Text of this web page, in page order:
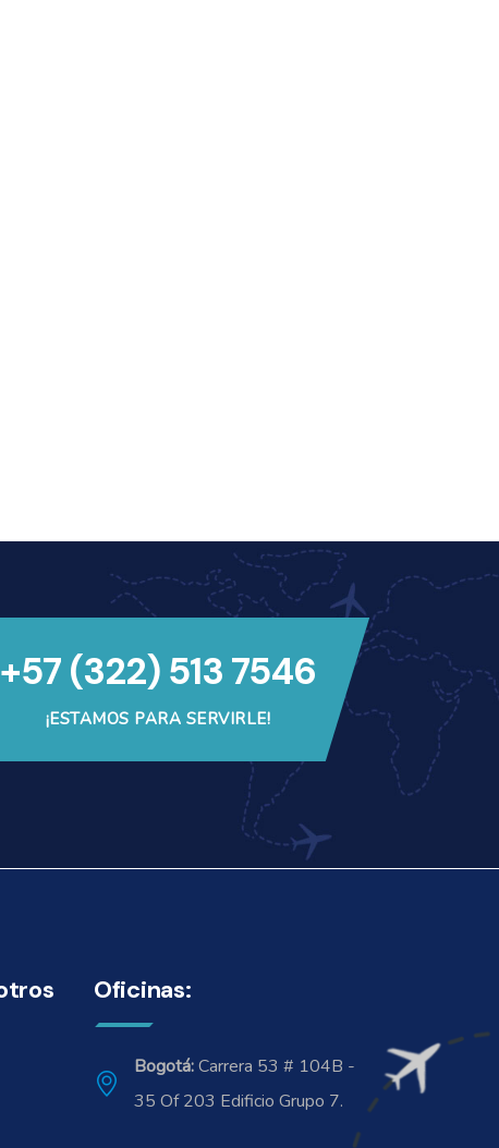
+57 (322) 513 7546
¡ESTAMOS PARA SERVIRLE!
Oficinas:
Bogotá:Carrera 53 # 104B -
35 Of 203 Edificio Grupo 7.